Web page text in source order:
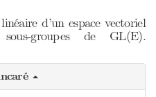
d’un espace vectoriel
groupes de GL(E).